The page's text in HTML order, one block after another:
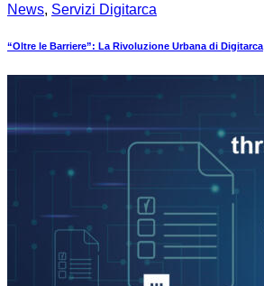
News, Servizi Digitarca
“Oltre le Barriere”: La Rivoluzione Urbana di Digitarca